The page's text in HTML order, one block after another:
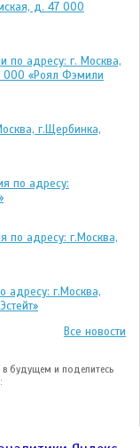
д. 47 ООО
по адресу: г. Москва,
ООО «Роял Фэмили
г.Щербинка,
по адресу:
по адресу: г.Москва,
адресу: г.Москва,
Все новости
будущем и поделитесь